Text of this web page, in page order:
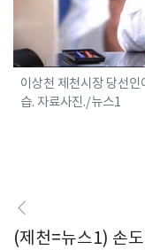
이상천 제천시장 당선
습. 자료사진./뉴스1
(제천=뉴스1) 손